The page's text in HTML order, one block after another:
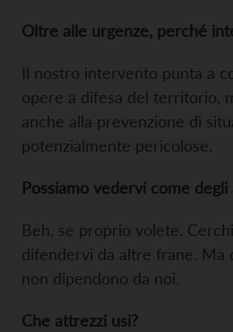
Oltre alle urgenze, perché
Il nostro intervento punta a
opere a difesa del territorio,
anche alla prevenzione di
potenzialmente pericolose.
Possiamo vedervi come degli
Beh, se proprio volete.
difendervi da altre frane. Ma
non dipendono da noi.
Che attrezzi usi?